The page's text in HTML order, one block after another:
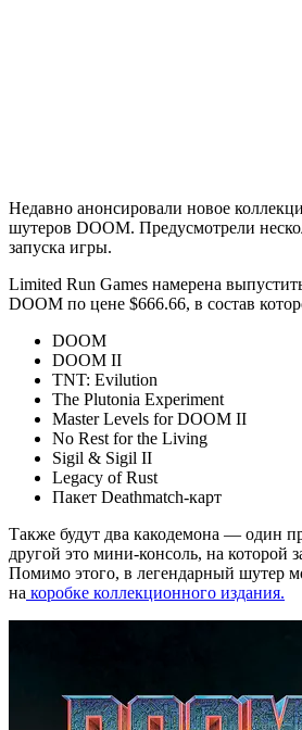
Недавно анонсировали новое
шутеров DOOM. Предусмотрели
запуска игры.
Limited Run Games намерена
DOOM по цене $666.66, в состав
DOOM
DOOM II
TNT: Evilution
The Plutonia Experiment
Master Levels for DOOM II
No Rest for the Living
Sigil & Sigil II
Legacy of Rust
Пакет Deathmatch-карт
Также будут два какодемона — один
другой это мини-консоль, на которой
Помимо этого, в легендарный шутер
на коробке коллекционного издания.